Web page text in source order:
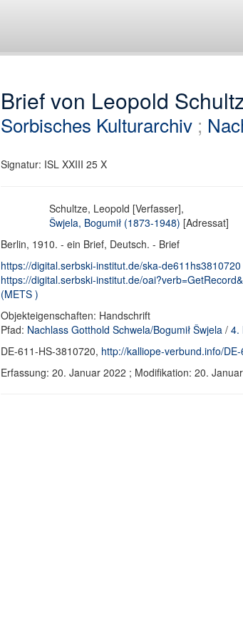
Brief von Leopold
Sorbisches Kulturarchiv;
Signatur: ISL XXIII 25 X
Schultze, Leopold [Verfasser],
Šwjela, Bogumił (1873-1948) [Adressat]
Berlin, 1910. - ein Brief, Deutsch. - Brief
https://digital.serbski-institut.de/ska-
https://digital.serbski-institut.de/
(METS )
Objekteigenschaften: Handschrift
Pfad: Nachlass Gotthold Schwela/Bogumił Šwjela/ 4.
DE-611-HS-3810720, http://kalliope-verbund.info/
Erfassung: 20. Januar 2022 ; Modifikation: 20.